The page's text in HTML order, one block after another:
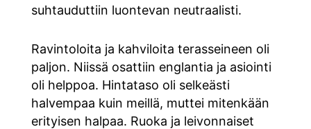
suhtauduttiin luontevan neutraalisti.
Ravintoloita ja kahviloita terasseineen oli
paljon. Niissä osattiin englantia ja asiointi
oli helppoa. Hintataso oli selkeästi
halvempaa kuin meillä, muttei mitenkään
erityisen halpaa. Ruoka ja leivonnaiset